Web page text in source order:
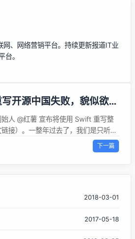
、网络营销平台。持续更新报道IT业
。
开源中国失败，貌似欲改
人 @红薯 宣布将使用 Swift 重写整
接）。一整年过去了，我们是只听见
部人士透露，此重构自立项以来已耗
都被用到了项目成员各地考察学习的
舌。 内部消息表明从去年年底开始 @
友圈等多个渠道大力宣传自己正在学习
下一篇
2018-03-01
2017-05-18